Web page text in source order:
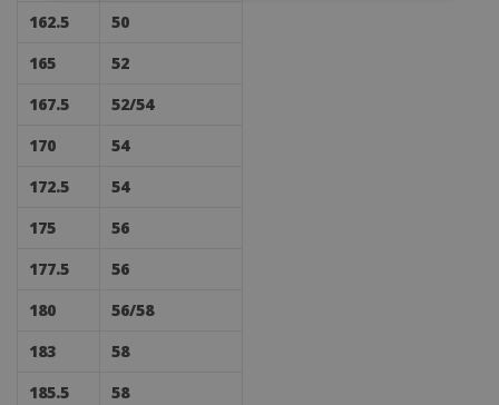
162.5
50
165
52
167.5
52/54
170
54
172.5
54
175
56
177.5
56
180
56/58
183
58
185.5
58